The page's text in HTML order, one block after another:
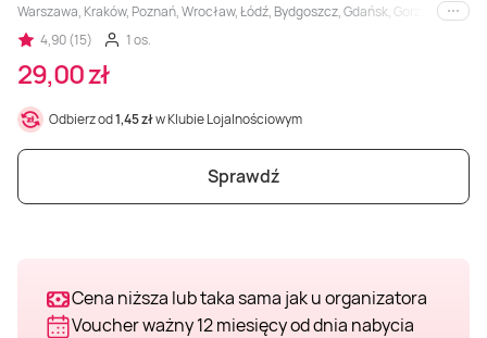
Warszawa, Kraków, Poznań, Wrocław, Łódź, Bydgoszcz, Gdańsk, Gorzów
i inne
4,90 (15)
1 os.
29,00 zł
Odbierz od1,45 złw Klubie Lojalnościowym
Sprawdź
Cena niższa lub taka sama jak u organizatora
Voucher ważny 12 miesięcy od dnia nabycia